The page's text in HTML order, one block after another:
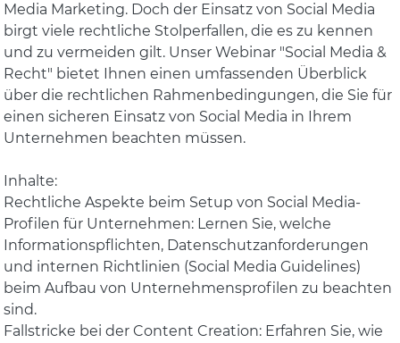
Media Marketing. Doch der Einsatz von Social Media
birgt viele rechtliche Stolperfallen, die es zu kennen
und zu vermeiden gilt. Unser Webinar "Social Media &
Recht" bietet Ihnen einen umfassenden Überblick
über die rechtlichen Rahmenbedingungen, die Sie für
einen sicheren Einsatz von Social Media in Ihrem
Unternehmen beachten müssen.
Inhalte:
Rechtliche Aspekte beim Setup von Social Media-
Profilen für Unternehmen: Lernen Sie, welche
Informationspflichten, Datenschutzanforderungen
und internen Richtlinien (Social Media Guidelines)
beim Aufbau von Unternehmensprofilen zu beachten
sind.
Fallstricke bei der Content Creation: Erfahren Sie, wie